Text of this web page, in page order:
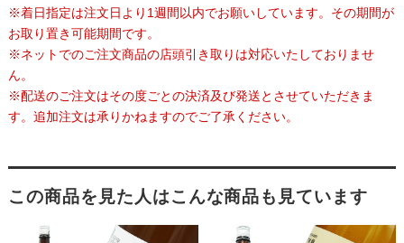
※着日指定は注文日より1週間以内でお願いしています。その期間が
お取り置き可能期間です。
※ネットでのご注文商品の店頭引き取りは対応いたしておりませ
ん。
※配送のご注文はその度ごとの決済及び発送とさせていただきま
す。追加注文は承りかねますのでご了承ください。
この商品を見た人はこんな商品も見ています